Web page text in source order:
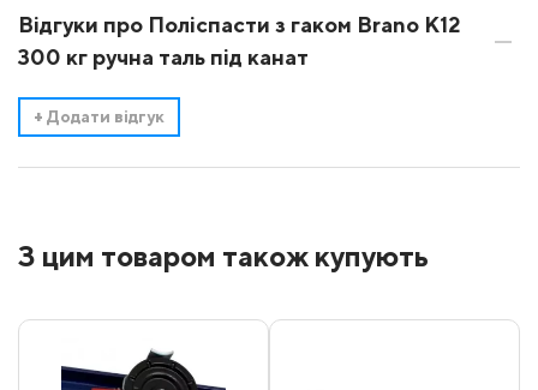
Відгуки про Поліспасти з гаком Brano K12
300 кг ручна таль під канат
+ Додати відгук
З цим товаром також купують